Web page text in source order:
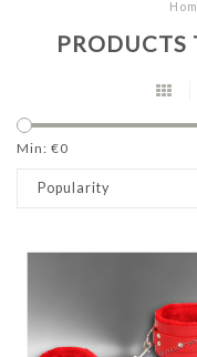
PRODUCTS
Min: €0
Popularity